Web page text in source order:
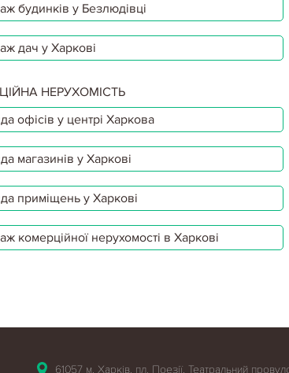
будинків у Безлюдівці
дач у Харкові
НЕРУХОМІСТЬ
офісів у центрі Харкова
магазинів у Харкові
приміщень у Харкові
комерційної нерухомості в Харкові
61057 м. Харків, пл. Поезії, Театральний